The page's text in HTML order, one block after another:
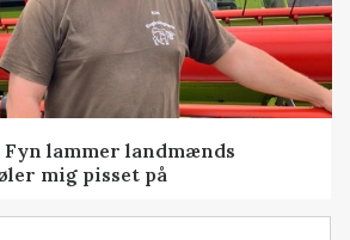
lammer landmænds
mig pisset på